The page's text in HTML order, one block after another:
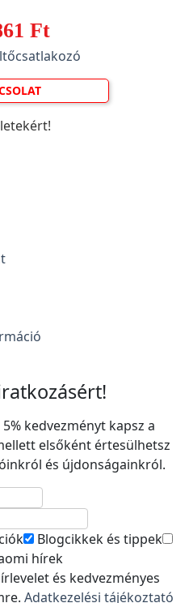
Ft
kedvezményt kapsz a
elsőként értesülhetsz
és újdonságainkról.
Blogcikkek és tippek
hírek
és kedvezményes
Adatkezelési tájékoztató